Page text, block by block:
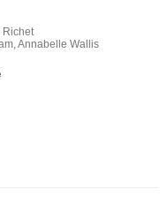
Richet
Annabelle Wallis